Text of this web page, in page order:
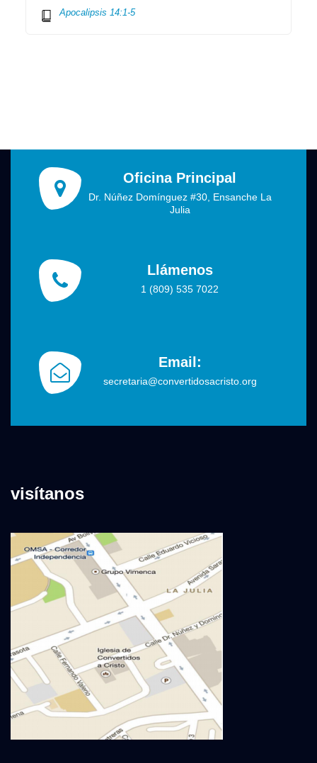
Apocalipsis 14:1-5
Oficina Principal
Dr. Núñez Domínguez #30, Ensanche La
Julia
Llámenos
1 (809) 535 7022
Email:
secretaria@convertidosacristo.org
visítanos